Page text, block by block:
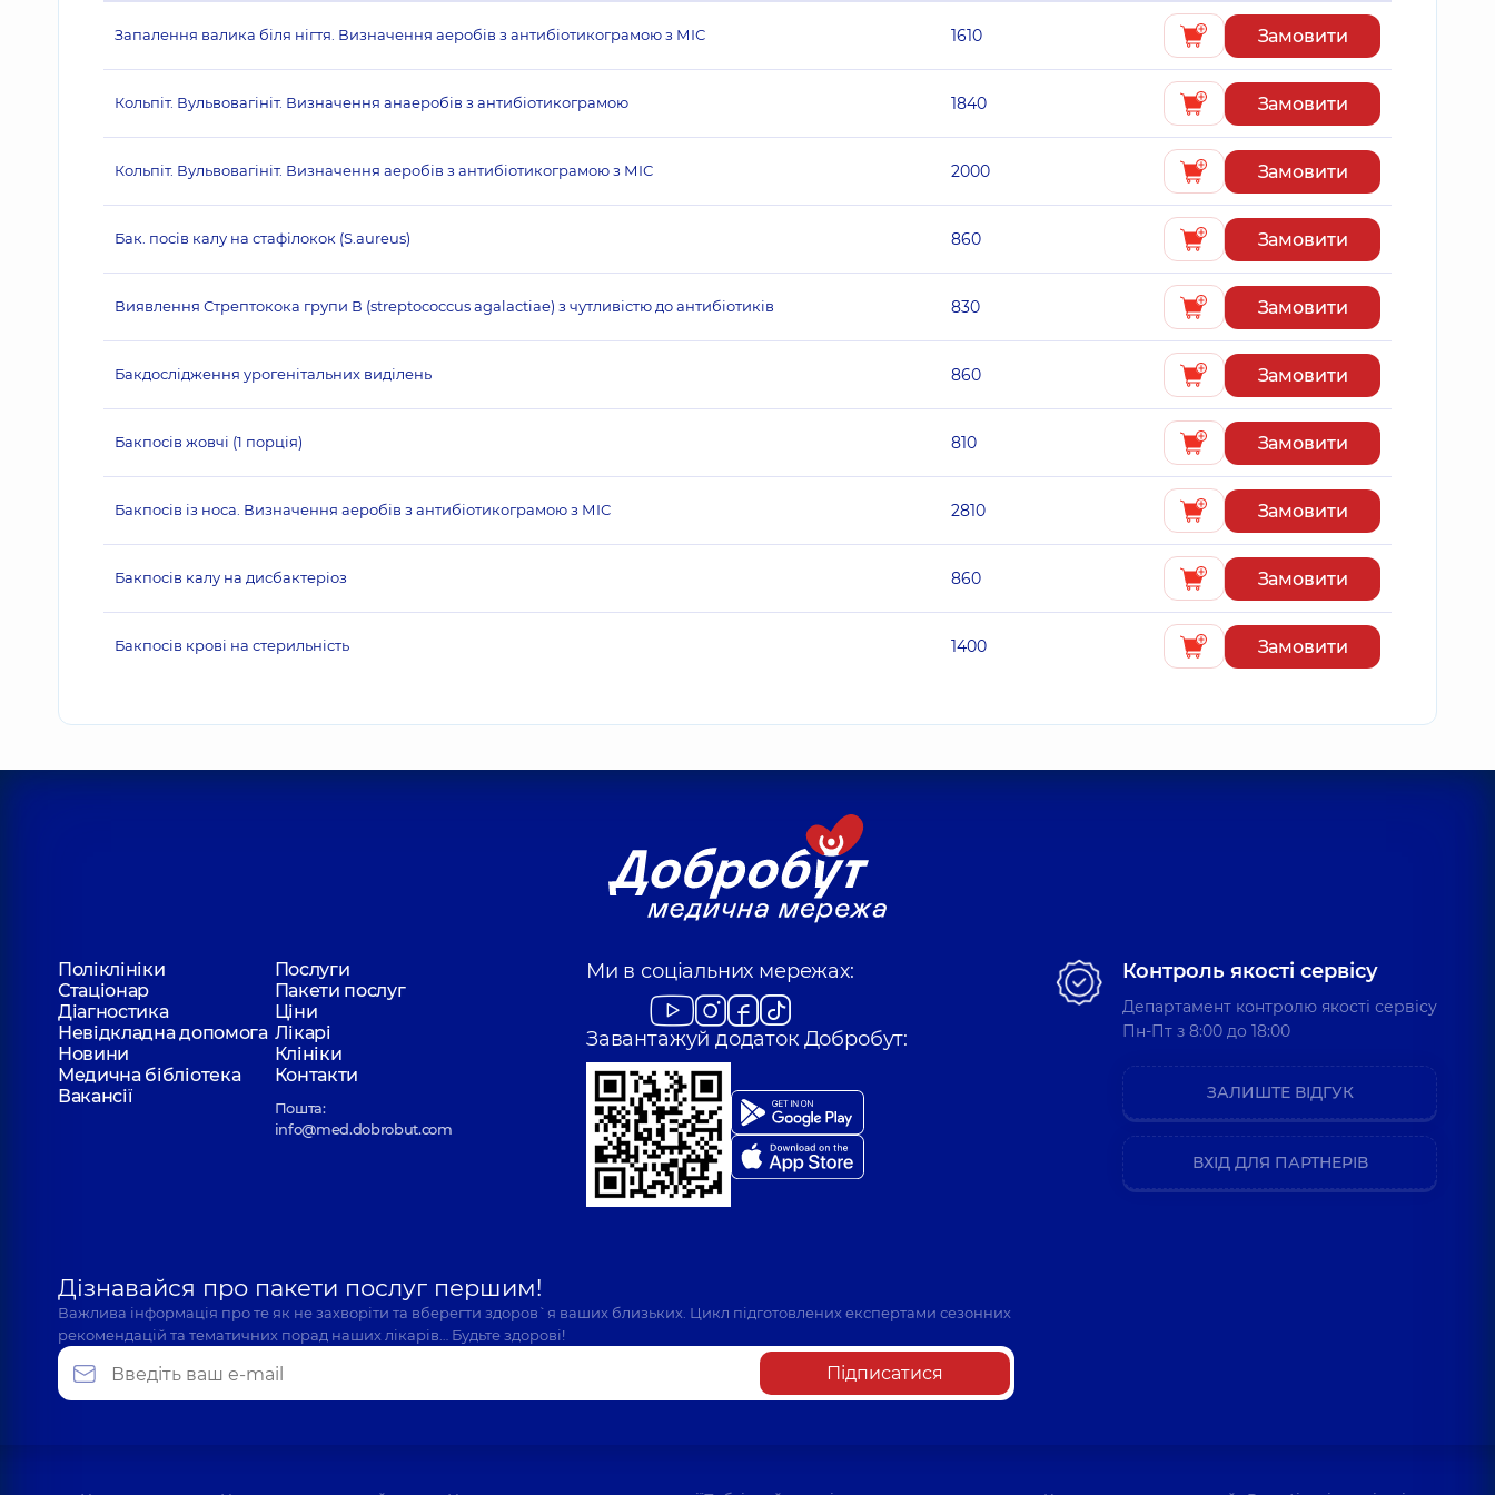
Запалення валика біля нігтя. Визначення аеробів з антибіотикограмою з МІС 1610 Замовити
Кольпіт. Вульвовагініт. Визначення анаеробів з антибіотикограмою 1840 Замовити
Кольпіт. Вульвовагініт. Визначення аеробів з антибіотикограмою з МІС 2000 Замовити
Бак. посів калу на стафілокок (S.aureus) 860 Замовити
Виявлення Стрептокока групи В (streptococcus agalactiae) з чутливістю до антибіотиків 830 Замовити
Бакдослідження урогенітальних виділень 860 Замовити
Бакпосів жовчі (1 порція) 810 Замовити
Бакпосів із носа. Визначення аеробів з антибіотикограмою з МІС 2810 Замовити
Бакпосів калу на дисбактеріоз 860 Замовити
Бакпосів крові на стерильність 1400 Замовити
Поліклініки
Послуги
Стаціонар
Пакети послуг
Діагностика
Ціни
Невідкладна допомога Лікарі
Новини
Клініки
Медична бібліотека
Контакти
Вакансії
Пошта:
info@med.dobrobut.com
Ми в соціальних мережах:
Завантажуй додаток Добробут:
Дізнавайся про пакети послуг першим!
Важлива інформація про те як не захворіти та вберегти здоров`я ваших близьких. Цикл підготовлених експертами сезонних
рекомендацій та тематичних порад наших лікарів… Будьте здорові!
Підписатися
Контроль якості сервісу
Департамент контролю якості сервісу
Пн-Пт з 8:00 до 18:00
ЗАЛИШТЕ ВІДГУК
ВХІД ДЛЯ ПАРТНЕРІВ